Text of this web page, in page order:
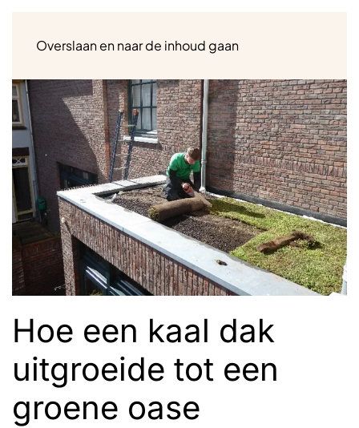
Overslaan en naar de inhoud gaan
Hoe een kaal dak
uitgroeide tot een
groene oase